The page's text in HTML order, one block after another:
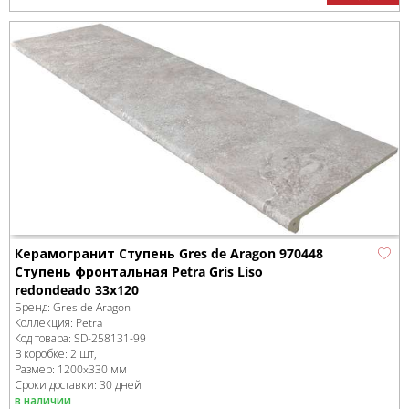
Керамогранит Ступень Gres de Aragon 970448
Ступень фронтальная Petra Gris Liso
redondeado 33x120
Бренд: Gres de Aragon
Коллекция: Petra
Код товара: SD-258131-99
В коробке: 2 шт,
Размер: 1200x330 мм
Сроки доставки: 30 дней
в наличии